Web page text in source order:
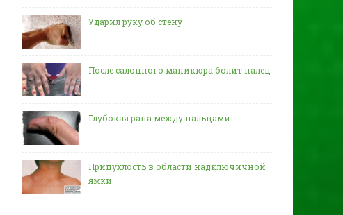
Ударил руку об стену
После салонного маникюра болит палец
Глубокая рана между пальцами
Припухлость в области надключичной
ямки